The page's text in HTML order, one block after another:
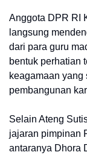
Anggota DPR RI
langsung
dari para guru
bentuk perhatian
keagamaan
pembangunan
Selain Ateng
jajaran pimpinan
antaranya Dhora